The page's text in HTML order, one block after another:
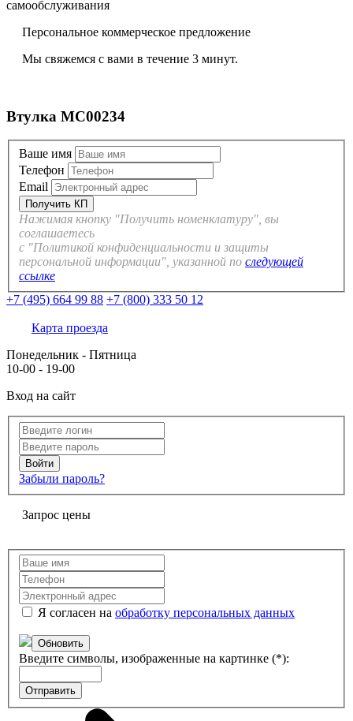
самообслуживания
Персональное коммерческое предложение
Мы свяжемся с вами в течение 3 минут.
Втулка MC00234
Ваше имя
Телефон
Email
Нажимая кнопку "Получить номенклатуру", вы
соглашаетесь
с "Политикой конфиденциальности и защиты
персональной информации", указанной по следующей
ссылке
+7 (495) 664 99 88 +7 (800) 333 50 12
Карта проезда
Понедельник - Пятница
10-00 - 19-00
Вход на сайт
Забыли пароль?
Запрос цены
Я согласен на обработку персональных данных
Обновить
Введите символы, изображенные на картинке (*):